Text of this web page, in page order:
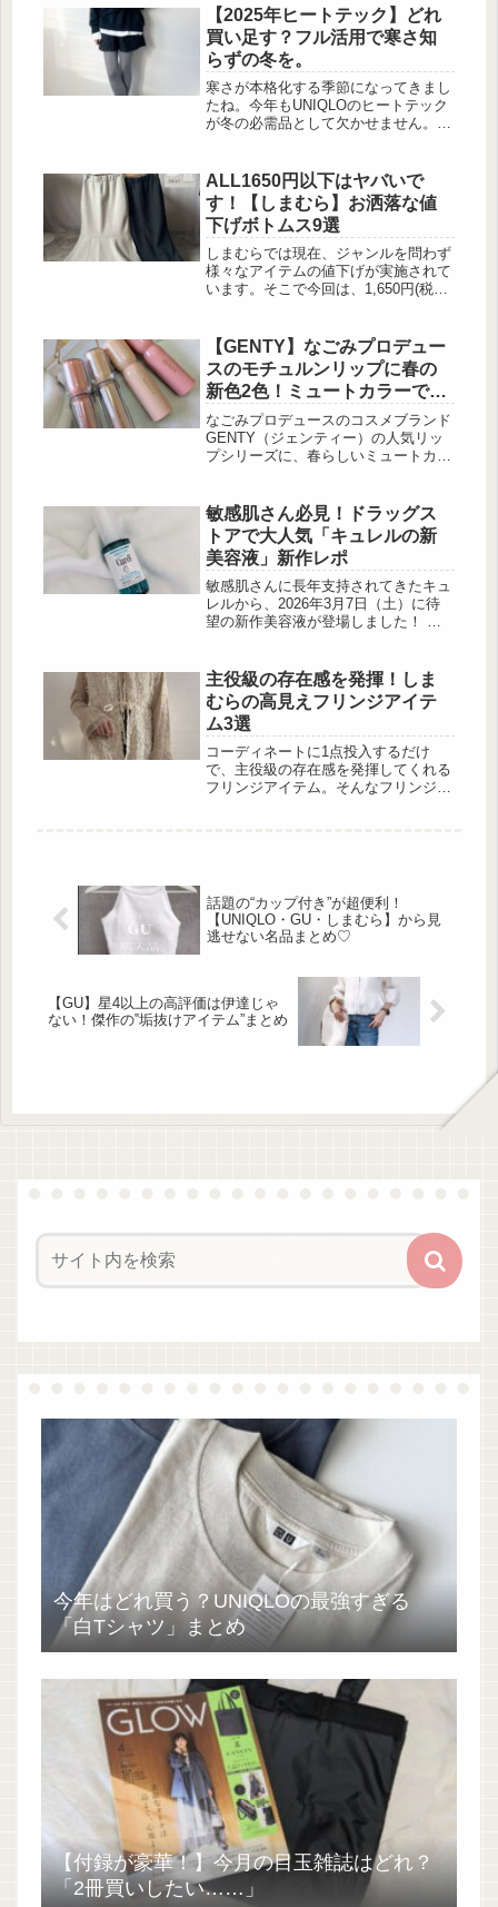
ルギーの研究者・Windeyらが発表し
た論文によると、たんぱく質を摂りす
ぎると、場合によっては大腸で“腐敗
発酵”が起きやすくなると報告されて
います。そのときに出るのが、アンモ
ニアや硫化水素といった有害なガス。
これらが腸に炎症を起こし、腎臓に負
担をかける可能性があるとも言われて
【2025年ヒートテック】どれ
買い足す？フル活用で寒さ知
らずの冬を。
寒さが本格化する季節になってきまし
たね。今年もUNIQLOのヒートテック
が冬の必需品として欠かせません。今
ご紹介。普段使いはもちろん、寒い日
のお出かけにも頼れる優秀アイテムが
多数揃っていますよ。冬のレッグウェ
アはこれで決まり！ 出典:ko.wear様ご
提供 出典:ko.wear様ご提供 ヒートテ
ック素材を使用したニットタイツは、
見た目の上品...
ALL1650円以下はヤバいで
す！【しまむら】お洒落な値
下げボトムス9選
しまむらでは現在、ジャンルを問わず
様々なアイテムの値下げが実施されて
います。そこで今回は、1,650円(税込)
手持ちのトップスの着回し力を高める
為にスカートやパンツ、サロペットを
ワードローブに追加したい！と考えて
いる方は今がチャンスです！コストパ
フォーマンスに優れた前後2WAY仕様
のスカート 出典:hiro様ご提供 サイド
スリットによって足裁きが良く歩きや
すいマ...
【GENTY】なごみプロデュー
スのモチュルンリップに春の
新色2色！ミュートカラーでト
レンド顔に
なごみプロデュースのコスメブランド
GENTY（ジェンティー）の人気リッ
プシリーズに、春らしいミュートカラ
ンリップグロス」の両方に同じ2色が
追加され、レ […]
敏感肌さん必見！ドラッグス
トアで大人気「キュレルの新
美容液」新作レポ
敏感肌さんに長年支持されてきたキュ
レルから、2026年3月7日（土）に待
望の新作美容液が登場しました！ そ
はもちろん、寒暖差などの突発的な環
境変化にも […]
主役級の存在感を発揮！しま
むらの高見えフリンジアイテ
ム3選
コーディネートに1点投入するだけ
で、主役級の存在感を発揮してくれる
フリンジアイテム。そんなフリンジア
Checkですよ！着痩せ効果を発揮して
くれる華やかな「フリンジジレ」 出
典:chii様ご提供 高見えするフリンジジ
ャガード素材とベロアリボンの組み合
話題の“カップ付き”が超便利！
【UNIQLO・GU・しまむら】から見
逃せない名品まとめ♡
【GU】星4以上の高評価は伊達じゃ
ない！傑作の‟垢抜けアイテム”まとめ
今年はどれ買う？UNIQLOの最強すぎる
「白Tシャツ」まとめ
【付録が豪華！】今月の目玉雑誌はどれ？
「2冊買いしたい……」